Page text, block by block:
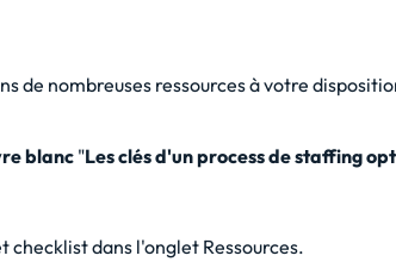
de nombreuses ressources à votre
blanc "Les clés d'un process de staffing
checklist dans l'onglet Ressources.